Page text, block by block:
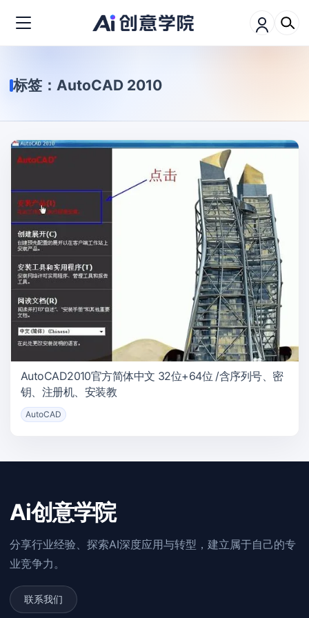
标签： AutoCAD 2010
AutoCAD2010官方简体中文 32位+64位 /含序列号、密
钥、注册机、安装教
AutoCAD
Ai创意学院
分享行业经验、探索AI深度应用与转型，建立属于自己的专
业竞争力。
联系我们